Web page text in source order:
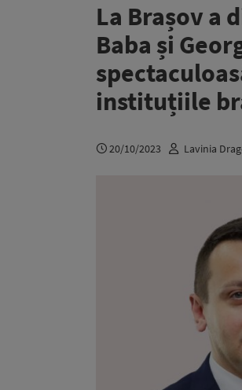
La Brașov a
Baba și
instituțiile
20/10/2023 Lavinia